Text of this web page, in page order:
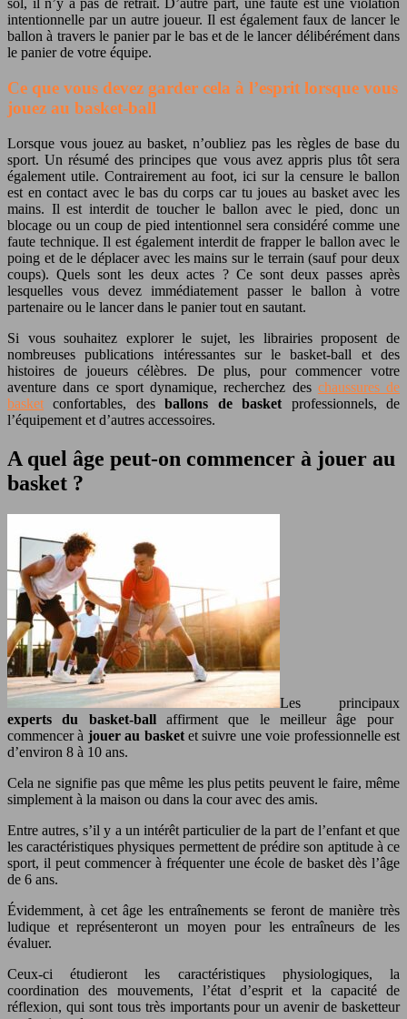
sol, il n’y a pas de retrait. D’autre part, une faute est une violation
intentionnelle par un autre joueur. Il est également faux de lancer le
ballon à travers le panier par le bas et de le lancer délibérément dans
le panier de votre équipe.
Ce que vous devez garder cela à l’esprit lorsque vous
jouez au basket-ball
Lorsque vous jouez au basket, n’oubliez pas les règles de base du
sport. Un résumé des principes que vous avez appris plus tôt sera
également utile. Contrairement au foot, ici sur la censure le ballon
est en contact avec le bas du corps car tu joues au basket avec les
mains. Il est interdit de toucher le ballon avec le pied, donc un
blocage ou un coup de pied intentionnel sera considéré comme une
faute technique. Il est également interdit de frapper le ballon avec le
poing et de le déplacer avec les mains sur le terrain (sauf pour deux
coups). Quels sont les deux actes ? Ce sont deux passes après
lesquelles vous devez immédiatement passer le ballon à votre
partenaire ou le lancer dans le panier tout en sautant.
Si vous souhaitez explorer le sujet, les librairies proposent de
nombreuses publications intéressantes sur le basket-ball et des
histoires de joueurs célèbres. De plus, pour commencer votre
aventure dans ce sport dynamique, recherchez des chaussures de
basket confortables, desballons de basket professionnels, de
l’équipement et d’autres accessoires.
A quel âge peut-on commencer à jouer au
basket ?
Les principaux
experts du basket-ballaffirment que le meilleur âge pour
commencer à jouer au basketet suivre une voie professionnelle est
d’environ 8 à 10 ans.
Cela ne signifie pas que même les plus petits peuvent le faire, même
simplement à la maison ou dans la cour avec des amis.
Entre autres, s’il y a un intérêt particulier de la part de l’enfant et que
les caractéristiques physiques permettent de prédire son aptitude à ce
sport, il peut commencer à fréquenter une école de basket dès l’âge
de 6 ans.
Évidemment, à cet âge les entraînements se feront de manière très
ludique et représenteront un moyen pour les entraîneurs de les
évaluer.
Ceux-ci étudieront les caractéristiques physiologiques, la
coordination des mouvements, l’état d’esprit et la capacité de
réflexion, qui sont tous très importants pour un avenir de basketteur